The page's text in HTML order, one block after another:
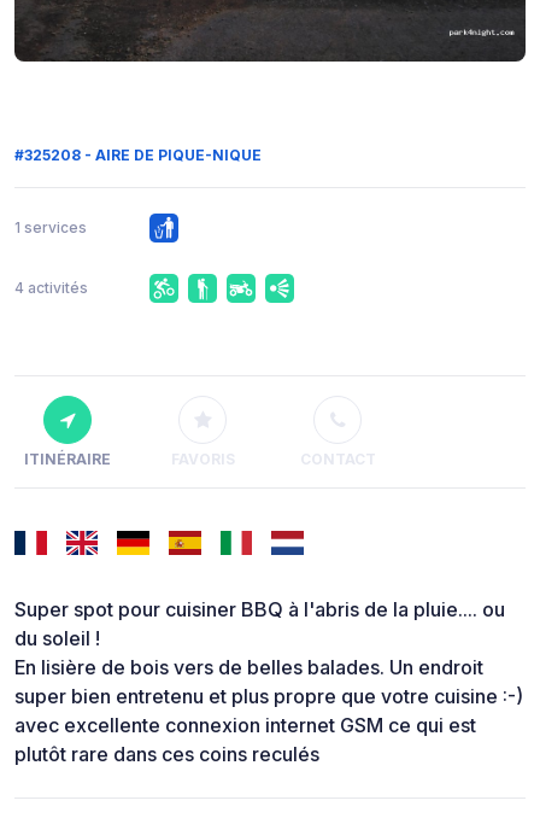
#325208 - AIRE DE PIQUE-NIQUE
1 services
4 activités
ITINÉRAIRE FAVORIS CONTACT
Super spot pour cuisiner BBQ à l'abris de la pluie.... ou
du soleil !
En lisière de bois vers de belles balades. Un endroit
super bien entretenu et plus propre que votre cuisine :-)
avec excellente connexion internet GSM ce qui est
plutôt rare dans ces coins reculés